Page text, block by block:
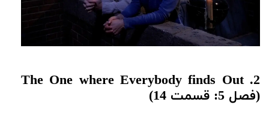
2. The One where Everybody finds Out
(فصل 5: قسمت 14)